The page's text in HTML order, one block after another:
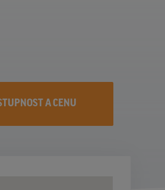
A CENU